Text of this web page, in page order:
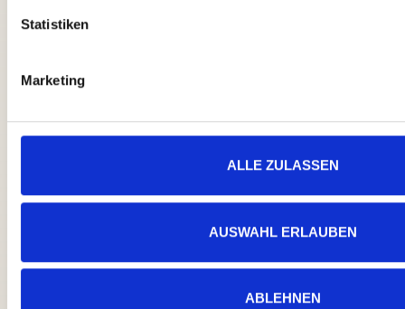
Statistiken
Marketing
ALLE ZULASSEN
AUSWAHL ERLAUBEN
ABLEHNEN
Trennstriche oder drei wild getippte
Punkte statt einer eleganten Ellipse –
Weiterlesen »